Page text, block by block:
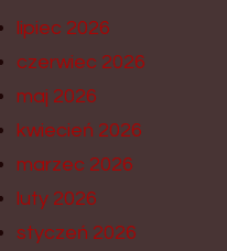
lipiec 2026
czerwiec 2026
maj 2026
kwiecień 2026
marzec 2026
luty 2026
styczeń 2026